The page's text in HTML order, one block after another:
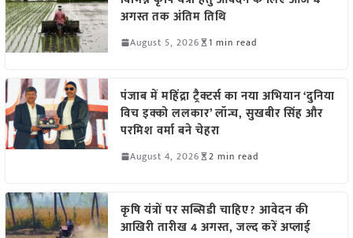
अगस्त तक अंतिम तिथि
August 5, 2026 1 min read
पंजाब में महिंद्रा ट्रैक्टर्स का नया अभियान ‘दुनिया
विच इक्को ललकार’ लॉन्च, सुखबीर सिंह और
परमिश वर्मा बने चेहरा
August 4, 2026 2 min read
कृषि यंत्रों पर सब्सिडी चाहिए? आवेदन की
आखिरी तारीख 4 अगस्त, जल्द करें अप्लाई